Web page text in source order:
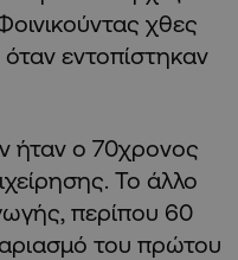
χθες
εντοπίστηκαν
ήταν ο 70χρονος
Το άλλο
περίπου 60
του πρώτου